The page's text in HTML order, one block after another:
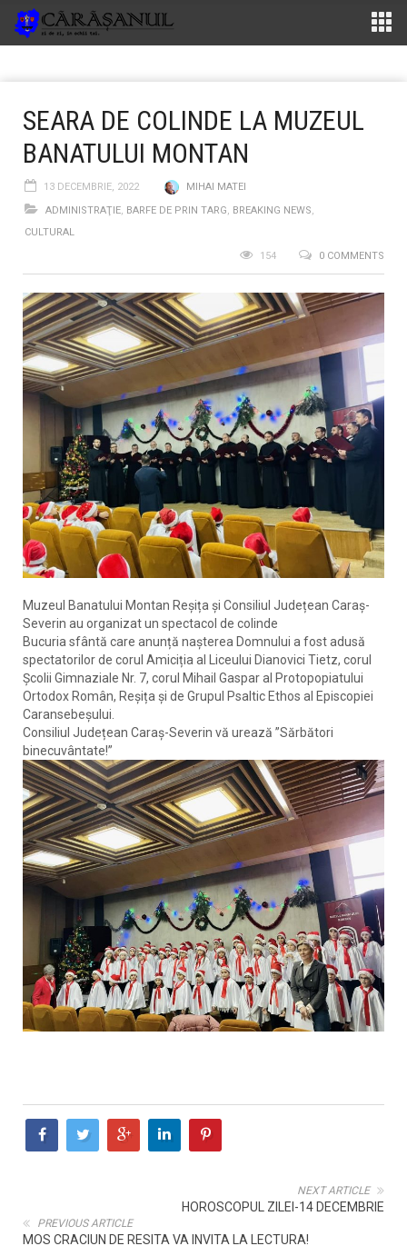
SEARA DE COLINDE LA MUZEUL
BANATULUI MONTAN
13 DECEMBRIE, 2022
MIHAI MATEI
ADMINISTRAŢIE, BARFE DE PRIN TARG, BREAKING NEWS,
CULTURAL
0 COMMENTS
154
Muzeul Banatului Montan Reșița și Consiliul Județean Caraș-
Severin au organizat un spectacol de colinde
Bucuria sfântă care anunță nașterea Domnului a fost adusă
spectatorilor de corul Amiciția al Liceului Dianovici Tietz, corul
Școlii Gimnaziale Nr. 7, corul Mihail Gaspar al Protopopiatului
Ortodox Român, Reșița și de Grupul Psaltic Ethos al Episcopiei
Caransebeșului.
Consiliul Județean Caraș-Severin vă urează ”Sărbători
binecuvântate!”
NEXT ARTICLE
HOROSCOPUL ZILEI-14 DECEMBRIE
PREVIOUS ARTICLE
MOS CRACIUN DE RESITA VA INVITA LA LECTURA!